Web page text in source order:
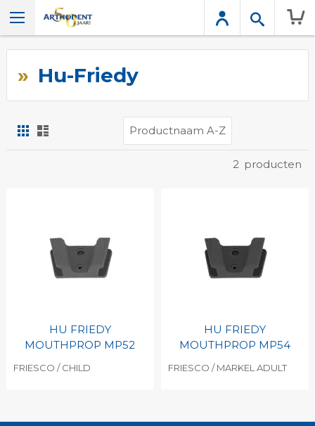
Hu-Friedy
Foto-
tabel
2 producten
HU FRIEDY
MOUTHPROP MP52
FRIESCO / CHILD
HU FRIEDY
MOUTHPROP MP54
FRIESCO / MARKEL ADULT